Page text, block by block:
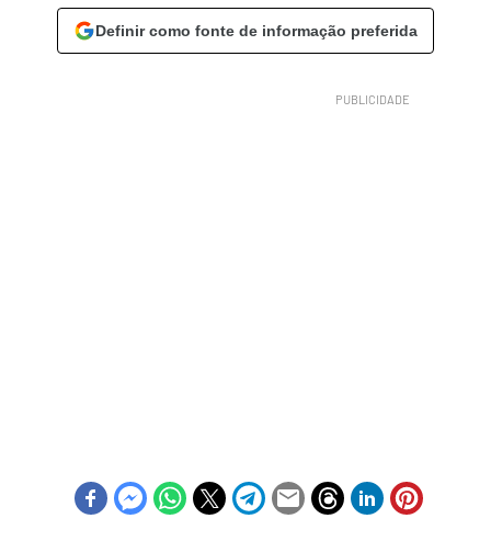
Definir como fonte de informação preferida